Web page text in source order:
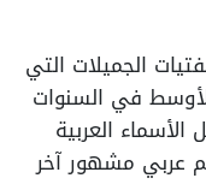
الجميلات التي
في السنوات
العربية
عربي مشهور آخر